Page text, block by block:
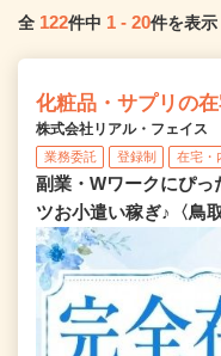
全 122件中 1 - 20件を表示
化粧品・サプリの
株式会社リアル・フェイス
業務委託 登録制 在宅・
副業・Wワークにぴっ
ツお小遣い稼ぎ♪〈鳥取